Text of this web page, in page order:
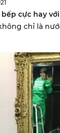
cực hay
chỉ là